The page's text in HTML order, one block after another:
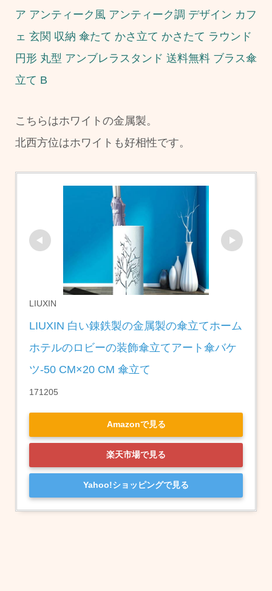
ア アンティーク風 アンティーク調 デザイン カフ
ェ 玄関 収納 傘たて かさ立て かさたて ラウンド
円形 丸型 アンブレラスタンド 送料無料 ブラス傘
立て B
こちらはホワイトの金属製。
北西方位はホワイトも好相性です。
LIUXIN
LIUXIN 白い錬鉄製の金属製の傘立てホーム
ホテルのロビーの装飾傘立てアート傘バケ
ツ-50 CM×20 CM 傘立て
171205
Amazonで見る
楽天市場で見る
Yahoo!ショッピングで見る